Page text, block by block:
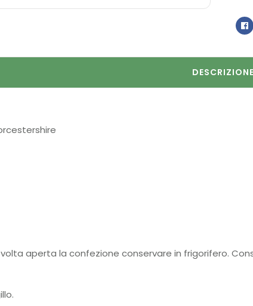
DESCRIZIONE
aperta la confezione conservare in frigorifero.